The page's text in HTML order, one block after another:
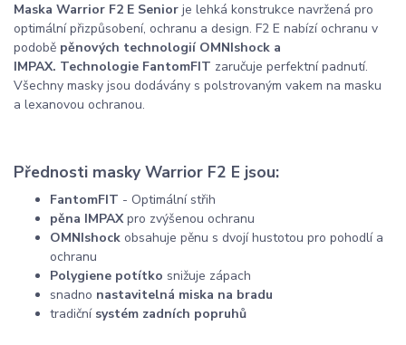
Maska Warrior F2 E Senior je lehká konstrukce navržená pro
optimální přizpůsobení, ochranu a design. F2 E nabízí ochranu v
podobě pěnových technologií OMNIshock a
IMPAX. Technologie FantomFIT zaručuje perfektní padnutí.
Všechny masky jsou dodávány s polstrovaným vakem na masku
a lexanovou ochranou.
Přednosti masky Warrior F2 E jsou:
FantomFIT - Optimální střih
pěna IMPAXpro zvýšenou ochranu
OMNIshock obsahuje pěnu s dvojí hustotou pro pohodlí a
ochranu
Polygiene potítko snižuje zápach
snadno nastavitelná miska na bradu
tradiční systém zadních popruhů